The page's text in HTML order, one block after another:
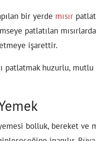
bir yerde mısır
patlatılan
işarettir.
patlatmak huzurlu,
bolluk, bereket ve